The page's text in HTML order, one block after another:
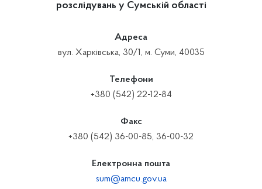
розслідувань у Сумській області
Адреса
вул. Харківська, 30/1, м. Суми, 40035
Телефони
+380 (542) 22-12-84
Факс
+380 (542) 36-00-85, 36-00-32
Електронна пошта
sum@amcu.gov.ua